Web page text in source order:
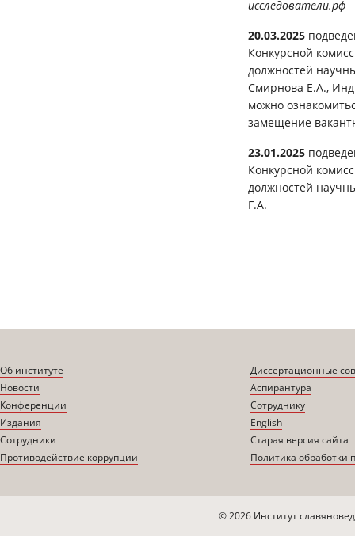
исследователи.рф
20.03.2025
Конкурсной
должностей
Смирнова Е.А.,
можно
замещение
23.01.2025
Конкурсной
должностей
Г.А.
Об институте
Новости
Конференции
Издания
Сотрудники
Противодействие коррупции
Диссертационные
Аспирантура
Сотруднику
English
Старая версия сайта
Политика обработки
© 2026 Институт